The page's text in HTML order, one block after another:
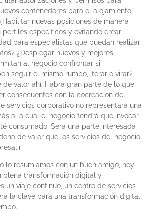
contenedores para el alojamiento
nuevas posiciones de manera
perfiles específicos y evitando crear
para especialistas que puedan realizar
¿Desplegar nuevos y mejores
al negocio confrontar si
seguir el mismo rumbo, iterar o virar?
de valor ahí. Habrá gran parte de lo que
consecuentes con la cocreación del
servicios corporativo no representará una
a la cual el negocio tendrá que invocar
consumado. Será una parte interesada
de valor que los servicios del negocio
lo resumíamos con un buen amigo, hoy
plena transformación digital y
un viaje continuo, un centro de servicios
la clave para una transformación digital